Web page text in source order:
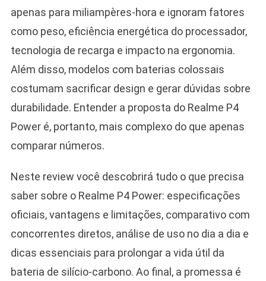
apenas para miliampères-hora e ignoram fatores
como peso, eficiência energética do processador,
tecnologia de recarga e impacto na ergonomia.
Além disso, modelos com baterias colossais
costumam sacrificar design e gerar dúvidas sobre
durabilidade. Entender a proposta do Realme P4
Power é, portanto, mais complexo do que apenas
comparar números.
Neste review você descobrirá tudo o que precisa
saber sobre o Realme P4 Power: especificações
oficiais, vantagens e limitações, comparativo com
concorrentes diretos, análise de uso no dia a dia e
dicas essenciais para prolongar a vida útil da
bateria de silício-carbono. Ao final, a promessa é